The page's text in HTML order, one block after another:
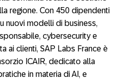
regione. Con 450 dipendenti
nuovi modelli di business,
cybersecurity e
ai clienti, SAP Labs France è
ICAIR, dedicato alla
in materia di AI, e